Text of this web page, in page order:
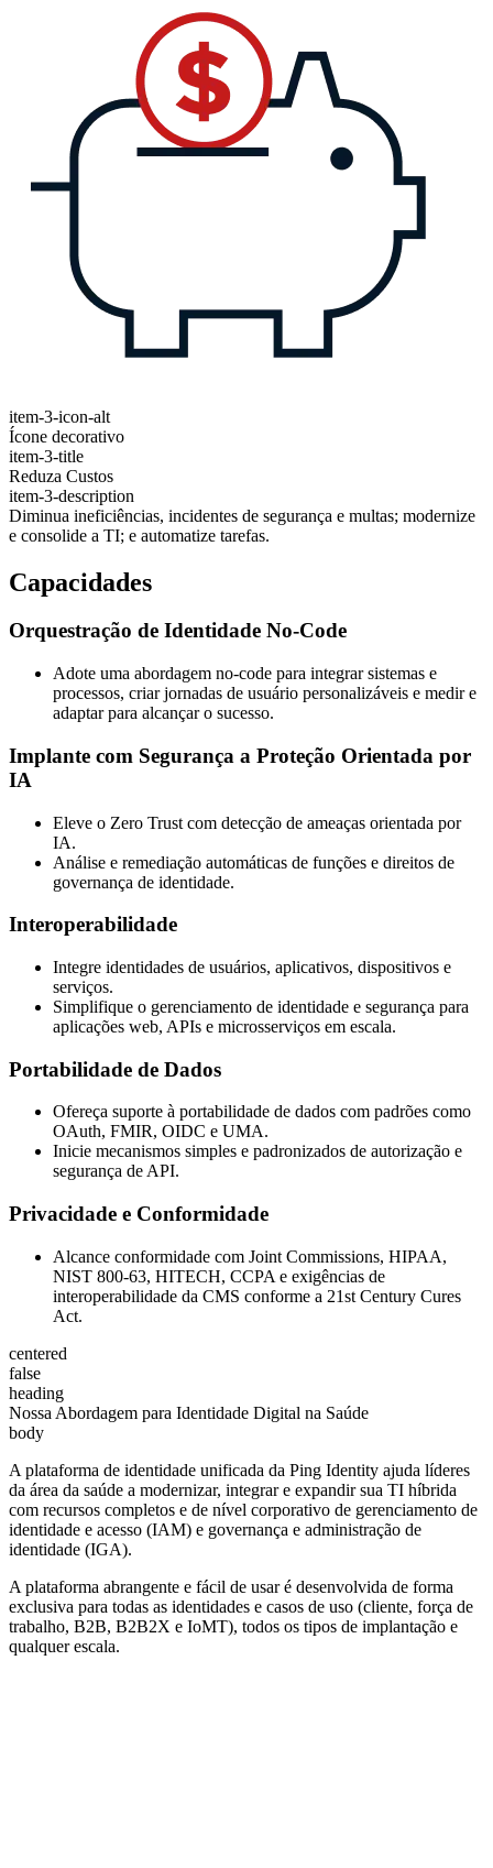
item-3-icon-alt
Ícone decorativo
item-3-title
Reduza Custos
item-3-description
Diminua ineficiências, incidentes de segurança e multas; modernize
e consolide a TI; e automatize tarefas.
Capacidades
Orquestração de Identidade No-Code
Adote uma abordagem no-code para integrar sistemas e
processos, criar jornadas de usuário personalizáveis e medir e
adaptar para alcançar o sucesso.
Implante com Segurança a Proteção Orientada por
IA
Eleve o Zero Trust com detecção de ameaças orientada por
IA.
Análise e remediação automáticas de funções e direitos de
governança de identidade.
Interoperabilidade
Integre identidades de usuários, aplicativos, dispositivos e
serviços.
Simplifique o gerenciamento de identidade e segurança para
aplicações web, APIs e microsserviços em escala.
Portabilidade de Dados
Ofereça suporte à portabilidade de dados com padrões como
OAuth, FMIR, OIDC e UMA.
Inicie mecanismos simples e padronizados de autorização e
segurança de API.
Privacidade e Conformidade
Alcance conformidade com Joint Commissions, HIPAA,
NIST 800-63, HITECH, CCPA e exigências de
interoperabilidade da CMS conforme a 21st Century Cures
Act.
centered
false
heading
Nossa Abordagem para Identidade Digital na Saúde
body
A plataforma de identidade unificada da Ping Identity ajuda líderes
da área da saúde a modernizar, integrar e expandir sua TI híbrida
com recursos completos e de nível corporativo de gerenciamento de
identidade e acesso (IAM) e governança e administração de
identidade (IGA).
A plataforma abrangente e fácil de usar é desenvolvida de forma
exclusiva para todas as identidades e casos de uso (cliente, força de
trabalho, B2B, B2B2X e IoMT), todos os tipos de implantação e
qualquer escala.